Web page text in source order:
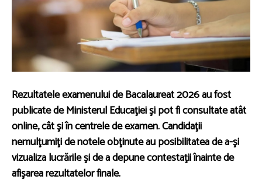
Rezultatele examenului de Bacalaureat 2026 au fost
publicate de Ministerul Educaţiei şi pot fi consultate atât
online, cât şi în centrele de examen. Candidaţii
nemulţumiţi de notele obţinute au posibilitatea de a-şi
vizualiza lucrările şi de a depune contestaţii înainte de
afişarea rezultatelor finale.